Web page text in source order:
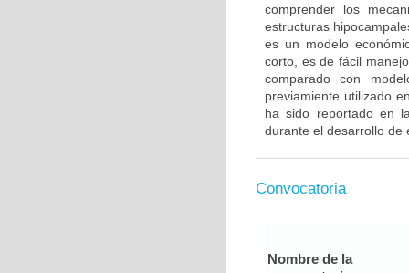
comprender los
estructuras
es un modelo
corto, es de fácil
comparado con
previamiente utilizado
ha sido reportado en
durante el desarrollo de
Convocatoria
Nombre de la